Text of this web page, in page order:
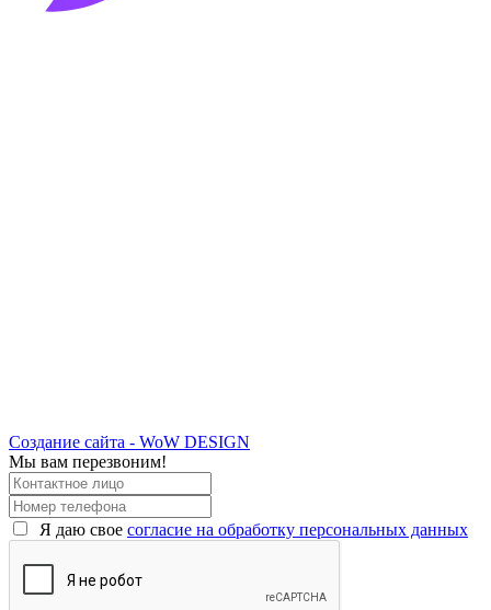
Создание сайта - WoW DESIGN
Мы вам перезвоним!
Я даю свое согласие на обработку персональных данных